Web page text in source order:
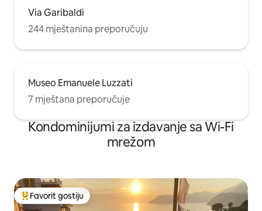
Via Garibaldi
244 mještanina preporučuju
Museo Emanuele Luzzati
7 mještana preporučuje
Kondominijumi za izdavanje sa Wi-Fi
mrežom
Glavni favorit gostiju
Favorit gostiju